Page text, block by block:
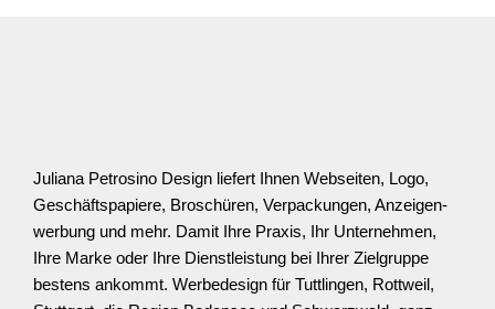
Juliana Petrosino Design liefert Ihnen Webseiten, Logo,
Geschäfts­­papiere, Broschüren, Verpackungen, Anzeigen­
werbung und mehr. Damit Ihre Praxis, Ihr Unter­nehmen,
Ihre Marke oder Ihre Dienst­­leistung bei Ihrer Ziel­­gruppe
bestens ankommt. Werbedesign für Tuttlingen, Rottweil,